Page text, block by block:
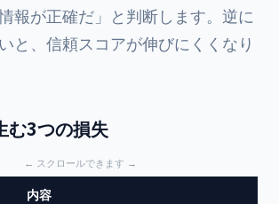
報が正確だ」と判断します。逆に
と、信頼スコアが伸びにくくなり
む3つの損失
内容